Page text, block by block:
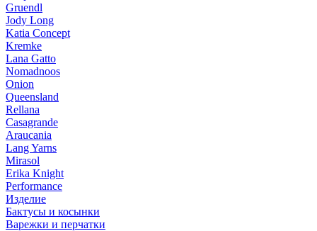
Gruendl
Jody Long
Katia Concept
Kremke
Lana Gatto
Nomadnoos
Onion
Queensland
Rellana
Casagrande
Araucania
Lang Yarns
Mirasol
Erika Knight
Performance
Изделие
Бактусы и косынки
Варежки и перчатки